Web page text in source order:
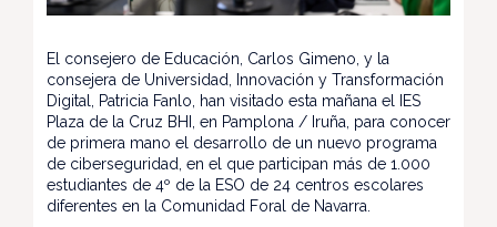
El consejero de Educación, Carlos Gimeno, y la
consejera de Universidad, Innovación y Transformación
Digital, Patricia Fanlo, han visitado esta mañana el IES
Plaza de la Cruz BHI, en Pamplona / Iruña, para conocer
de primera mano el desarrollo de un nuevo programa
de ciberseguridad, en el que participan más de 1.000
estudiantes de 4º de la ESO de 24 centros escolares
diferentes en la Comunidad Foral de Navarra.